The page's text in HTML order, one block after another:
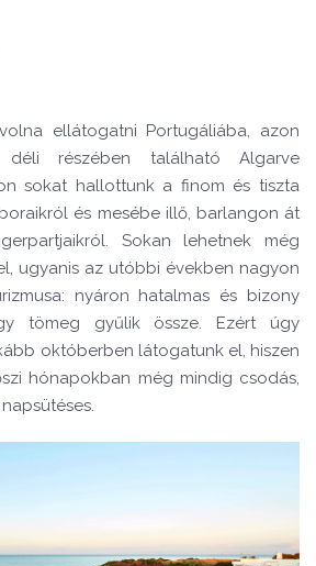
ellátogatni Portugáliába, azon
részében található Algarve
sokat hallottunk a finom és tiszta
és mesébe illő, barlangon át
Sokan lehetnek még
ugyanis az utóbbi években nagyon
nyáron hatalmas és bizony
tömeg gyűlik össze. Ezért úgy
októberben látogatunk el, hiszen
hónapokban még mindig csodás,